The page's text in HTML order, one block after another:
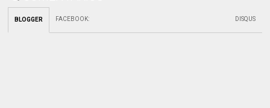
BLOGGER FACEBOOK: DISQUS